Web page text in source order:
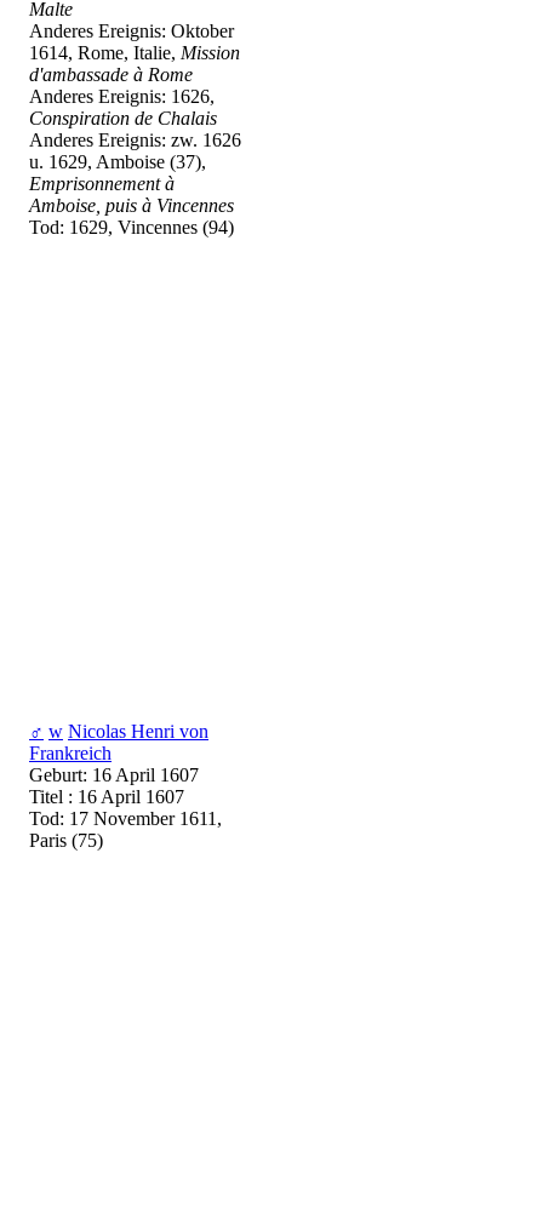
Malte
Anderes Ereignis: Oktober
1614, Rome, Italie, Mission
d'ambassade à Rome
Anderes Ereignis: 1626,
Conspiration de Chalais
Anderes Ereignis: zw. 1626
u. 1629, Amboise (37),
Emprisonnement à
Amboise, puis à Vincennes
Tod: 1629, Vincennes (94)
♂ w Nicolas Henri von
Frankreich
Geburt: 16 April 1607
Titel : 16 April 1607
Tod: 17 November 1611,
Paris (75)